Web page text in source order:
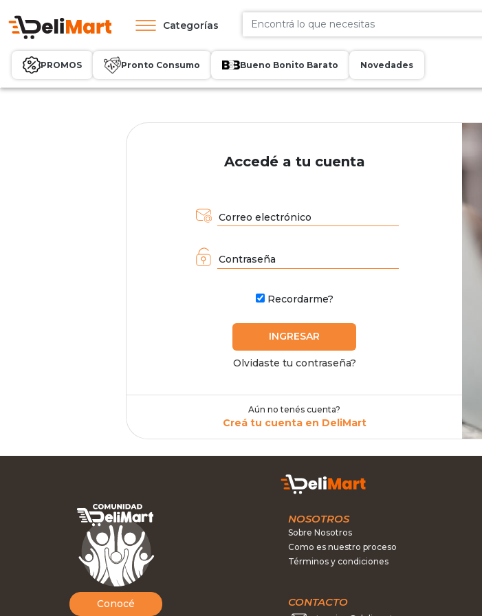
Categorías
PROMOS Pronto Consumo Bueno Bonito Barato Novedades
Accedé a tu cuenta
Correo electrónico
Contraseña
Recordarme?
INGRESAR
Olvidaste tu contraseña?
Aún no tenés cuenta?
Creá tu cuenta en DeliMart
Conocé
NOSOTROS
Sobre Nosotros
Como es nuestro proceso
Términos y condiciones
CONTACTO